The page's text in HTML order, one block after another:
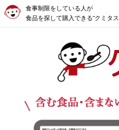
食事制限をしている人が
食品を探して購入できる“クミタス